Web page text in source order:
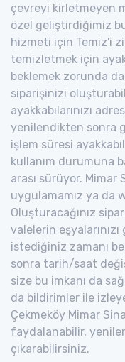
çevreyi kirletmeyen
özel geliştirdiğimiz
hizmeti için Temiz'i
temizletmek için
beklemek zorunda
siparişinizi
ayakkabılarınızı
yenilendikten sonra
işlem süresi
kullanım durumuna
arası sürüyor.
uygulamamız ya da
Oluşturacağınız
valelerin
istediğiniz zamanı
sonra tarih/saat
size bu imkanı da
da bildirimler ile
Çekmeköy Mimar
faydalanabilir,
çıkarabilirsiniz.